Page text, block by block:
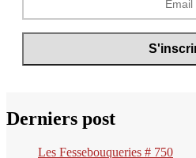
Derniers post
Les Fessebouqueries # 750